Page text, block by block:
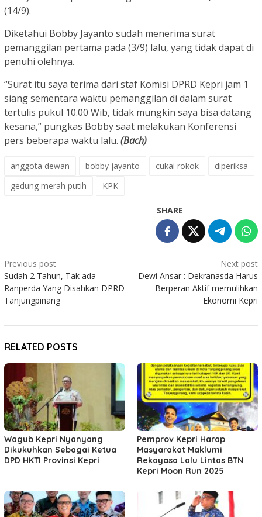
(14/9).
Diketahui Bobby Jayanto sudah menerima surat
pemanggilan pertama pada (3/9) lalu, yang tidak dapat di
penuhi olehnya.
“Surat itu saya terima dari staf Komisi DPRD Kepri jam 1
siang sementara waktu pemanggilan di dalam surat
tertulis pukul 10.00 Wib, tidak mungkin saya bisa datang
kesana,” pungkas Bobby saat melakukan Konferensi
pers beberapa waktu lalu. (Bach)
anggota dewan bobby jayanto cukai rokok
diperiksa
gedung merah putih
KPK
SHARE
Post
navigation
Previous post
Sudah 2 Tahun, Tak ada
Ranperda Yang Disahkan DPRD
Tanjungpinang
Next post
Dewi Ansar : Dekranasda Harus
Berperan Aktif memulihkan
Ekonomi Kepri
RELATED POSTS
Wagub Kepri Nyanyang
Dikukuhkan Sebagai Ketua
DPD HKTI Provinsi Kepri
Pemprov Kepri Harap
Masyarakat Maklumi
Rekayasa Lalu Lintas BTN
Kepri Moon Run 2025